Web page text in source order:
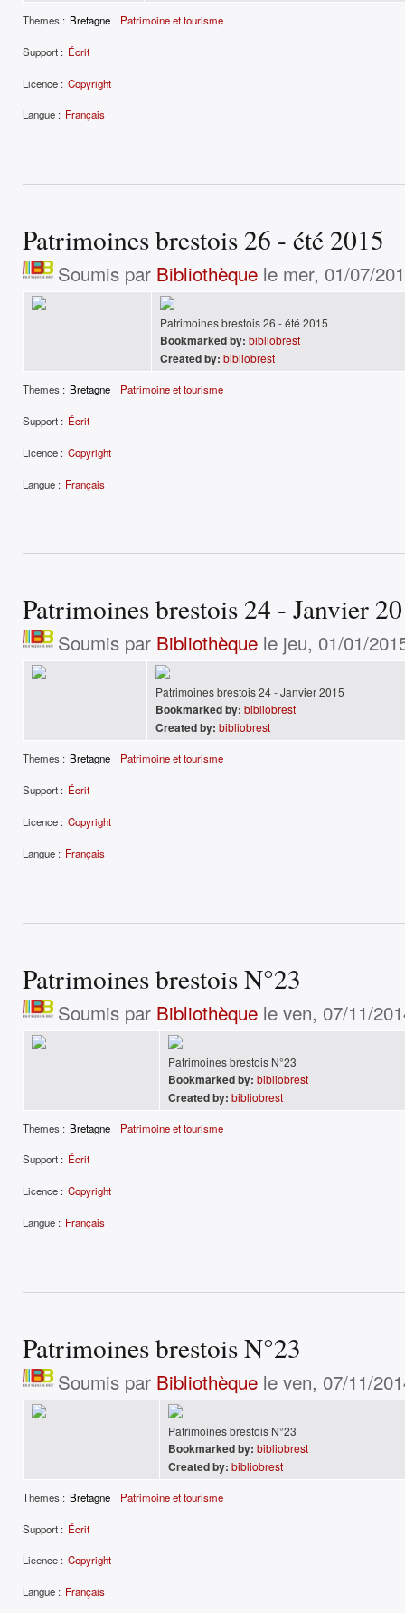
Themes : Bretagne Patrimoine et tourisme
Support : Écrit
Licence : Copyright
Langue : Français
Patrimoines brestois 26 - été 2015
Soumis par Bibliothèquele mer, 01/07/
Patrimoines brestois 26 - été 2015
Bookmarked by: bibliobrest
Created by: bibliobrest
Themes : Bretagne Patrimoine et tourisme
Support : Écrit
Licence : Copyright
Langue : Français
Patrimoines brestois 24 - Janvier
Soumis par Bibliothèquele jeu, 01/01/
Patrimoines brestois 24 - Janvier 2015
Bookmarked by: bibliobrest
Created by: bibliobrest
Themes : Bretagne Patrimoine et tourisme
Support : Écrit
Licence : Copyright
Langue : Français
Patrimoines brestois N°23
Soumis par Bibliothèquele ven, 07/11/
Patrimoines brestois N°23
Bookmarked by: bibliobrest
Created by: bibliobrest
Themes : Bretagne Patrimoine et tourisme
Support : Écrit
Licence : Copyright
Langue : Français
Patrimoines brestois N°23
Soumis par Bibliothèquele ven, 07/11/
Patrimoines brestois N°23
Bookmarked by: bibliobrest
Created by: bibliobrest
Themes : Bretagne Patrimoine et tourisme
Support : Écrit
Licence : Copyright
Langue : Français